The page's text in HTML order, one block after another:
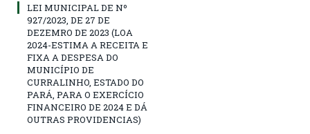
LEI MUNICIPAL DE Nº
927/2023, DE 27 DE
DEZEMRO DE 2023 (LOA
2024-ESTIMA A RECEITA E
FIXA A DESPESA DO
MUNICÍPIO DE
CURRALINHO, ESTADO DO
PARÁ, PARA O EXERCÍCIO
FINANCEIRO DE 2024 E DÁ
OUTRAS PROVIDENCIAS)